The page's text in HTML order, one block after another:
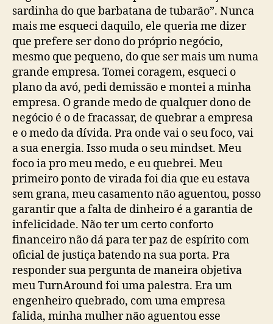
sardinha do que barbatana de tubarão”. Nunca
mais me esqueci daquilo, ele queria me dizer
que prefere ser dono do próprio negócio,
mesmo que pequeno, do que ser mais um numa
grande empresa. Tomei coragem, esqueci o
plano da avó, pedi demissão e montei a minha
empresa. O grande medo de qualquer dono de
negócio é o de fracassar, de quebrar a empresa
e o medo da dívida. Pra onde vai o seu foco, vai
a sua energia. Isso muda o seu mindset. Meu
foco ia pro meu medo, e eu quebrei. Meu
primeiro ponto de virada foi dia que eu estava
sem grana, meu casamento não aguentou, posso
garantir que a falta de dinheiro é a garantia de
infelicidade. Não ter um certo conforto
financeiro não dá para ter paz de espírito com
oficial de justiça batendo na sua porta. Pra
responder sua pergunta de maneira objetiva
meu TurnAround foi uma palestra. Era um
engenheiro quebrado, com uma empresa
falida, minha mulher não aguentou esse